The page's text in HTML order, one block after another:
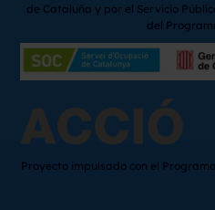
de Cataluña y por el Servicio
del
Proyecto impulsado con el